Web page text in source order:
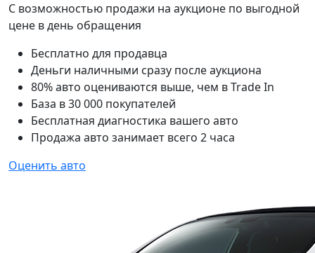
С возможностью продажи на аукционе по выгодной
цене в день обращения
Бесплатно для продавца
Деньги наличными сразу после аукциона
80% авто оцениваются выше, чем в Trade In
База в 30 000 покупателей
Бесплатная диагностика вашего авто
Продажа авто занимает всего 2 часа
Оценить авто